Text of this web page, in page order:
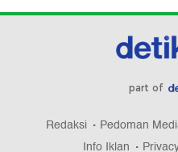
part of
Redaksi Pedoman
Info Iklan